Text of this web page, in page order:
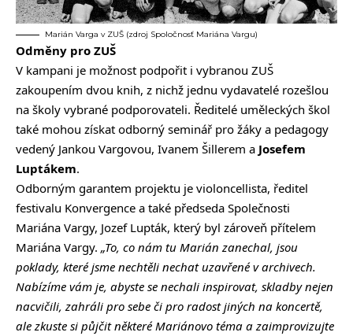
Marián Varga v ZUŠ (zdroj Spoločnosť Mariána Vargu)
Odměny pro ZUŠ
V kampani je možnost podpořit i vybranou ZUŠ
zakoupením dvou knih, z nichž jednu vydavatelé rozešlou
na školy vybrané podporovateli. Ředitelé uměleckých škol
také mohou získat odborný seminář pro žáky a pedagogy
vedený Jankou Vargovou, Ivanem Šillerem a Josefem
Luptákem.
Odborným garantem projektu je violoncellista, ředitel
festivalu Konvergence a také předseda Společnosti
Mariána Vargy, Jozef Lupták, který byl zároveň přítelem
Mariána Vargy. „To, co nám tu Marián zanechal, jsou
poklady, které jsme nechtěli nechat uzavřené v archivech.
Nabízíme vám je, abyste se nechali inspirovat, skladby nejen
nacvičili, zahráli pro sebe či pro radost jiných na koncertě,
ale zkuste si půjčit některé Mariánovo téma a zaimprovizujte